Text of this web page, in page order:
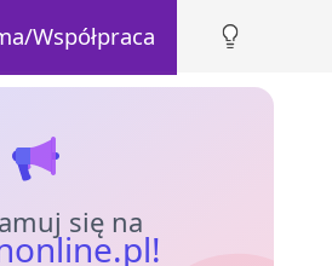
Współpraca
się na